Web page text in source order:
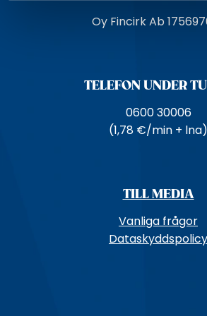
Oy Fincirk Ab
TELEFON UNDER
0600 30006
(1,78 €/min + lna)
TILL MEDIA
Vanliga frågor
Dataskyddspolicy